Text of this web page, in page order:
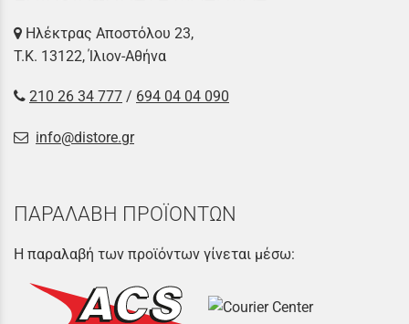
Ηλέκτρας Αποστόλου 23,
Τ.Κ. 13122, Ίλιον-Αθήνα
210 26 34 777 / 694 04 04 090
info@distore.gr
ΠΑΡΑΛΑΒΗ ΠΡΟΪΟΝΤΩΝ
Η παραλαβή των προϊόντων γίνεται μέσω: